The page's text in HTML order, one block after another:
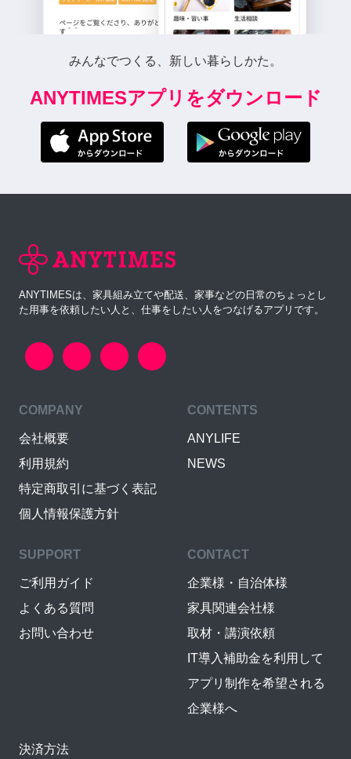
みんなでつくる、新しい暮らしかた。
ANYTIMESアプリをダウンロード
ANYTIMESは、家具組み立てや配送、家事などの日常のちょっとし
た用事を依頼したい人と、仕事をしたい人をつなげるアプリです。
COMPANY
会社概要
利用規約
特定商取引に基づく表記
個人情報保護方針
CONTENTS
ANYLIFE
NEWS
SUPPORT
ご利用ガイド
よくある質問
お問い合わせ
CONTACT
企業様・自治体様
家具関連会社様
取材・講演依頼
IT導入補助金を利用して
アプリ制作を希望される
企業様へ
決済方法